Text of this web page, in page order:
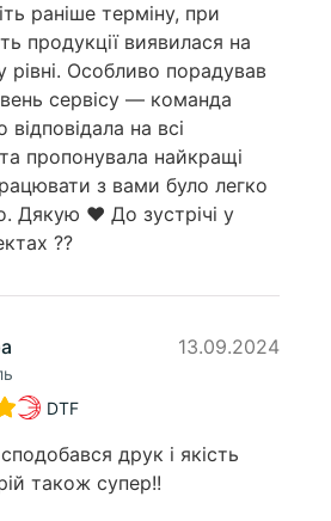
раніше терміну, при
продукції виявилася на
Особливо порадував
сервісу — команда
на всі
пропонувала найкращі
з вами було легко
Дякую ❤️ До зустрічі у
??
13.09.2024
DTF
друк і якість
також супер!!